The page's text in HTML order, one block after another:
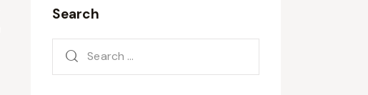
Search
Search